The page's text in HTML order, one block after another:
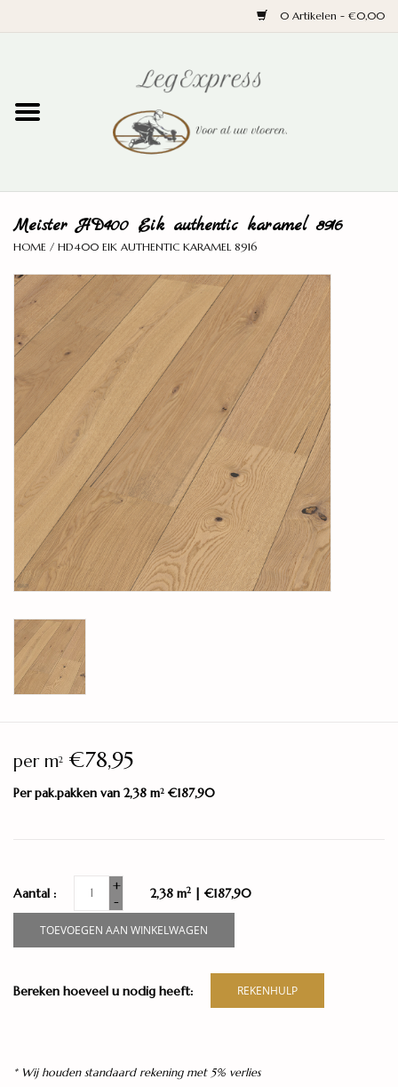
0 Artikelen - €0,00
Parket
Ondervloeren
Plinten
Wand en trap
Legservice
Showroom
Merken
Meister HD400 Eik authentic karamel 8916
HOME / HD400 EIK AUTHENTIC KARAMEL 8916
per m2 €78,95
Per pak.pakken van 2,38 m2 €187,90
Aantal :
+
-
2,38 m2 | €187,90
TOEVOEGEN AAN WINKELWAGEN
Bereken hoeveel u nodig heeft: REKENHULP
* Wij houden standaard rekening met 5% verlies